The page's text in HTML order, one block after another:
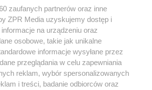
w serwisie nie może być powielany i
dalej rozpowszechniany w jakikolwiek sposób
lub mechaniczny) na jakimkolwiek polu
formie, włącznie z umieszczaniem w
zgody właściciela praw. Jakiekolwiek użycie
w całości lub w części z naruszeniem
zgody, jest zabronione pod groźbą kary i
zaufanych partnerów oraz inne
ZPR Media uzyskujemy dostęp i
na urządzeniu oraz
osobowe, takie jak unikalne
informacje wysyłane przez
przeglądania w celu zapewniania
reklam, wybór spersonalizowanych
i treści, badanie odbiorców oraz